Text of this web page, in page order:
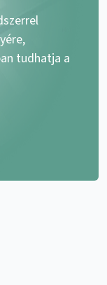
tudhatja a